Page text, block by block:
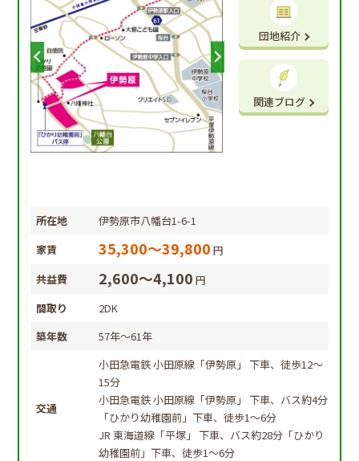
団地紹介
関連ブログ
所在地
伊勢原市八幡台1-6-1
家賃
35,300～39,800 円
共益費
2,600～4,100 円
間取り
2DK
築年数
57年～61年
交通
小田急電鉄 小田原線「伊勢原」 下車、徒歩12～
15分
小田急電鉄 小田原線「伊勢原」 下車、バス約4分
「ひかり幼稚園前」下車、徒歩1～6分
JR 東海道線「平塚」 下車、バス約28分「ひかり
幼稚園前」下車、徒歩1～6分